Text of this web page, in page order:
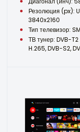
Резолюция (px):
3840x2160
Тип телевизор:
ТВ тунер: DVB-T2
H.265, DVB-S2,